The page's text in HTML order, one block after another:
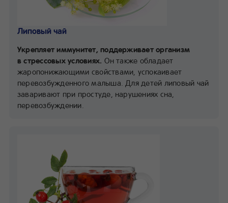
Липовый чай
Укрепляет иммунитет, поддерживает организм
в стрессовых условиях. Он также обладает
жаропонижающими свойствами, успокаивает
перевозбужденного малыша. Для детей липовый чай
заваривают при простуде, нарушениях сна,
перевозбуждении.